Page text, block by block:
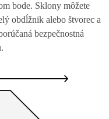
bode. Sklony môžete
obdĺžnik alebo štvorec a
bezpečnostná